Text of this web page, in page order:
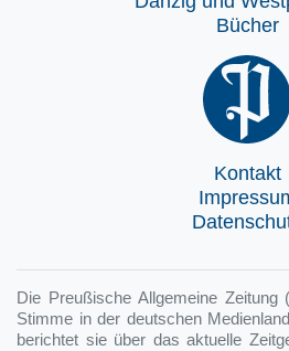
Bücher
Kontakt
Die Preußische Allgemeine Zeitung
Stimme in der deutschen
berichtet sie über das aktuelle